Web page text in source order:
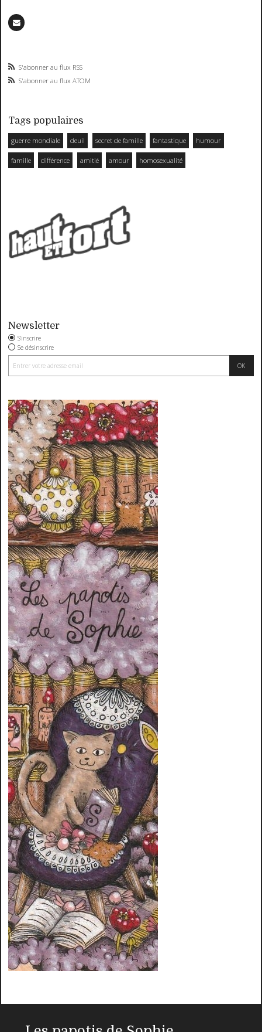
S'abonner au flux RSS
S'abonner au flux ATOM
Tags populaires
guerre mondiale deuil secret de famille fantastique humour
famille différence amitié amour homosexualité
Newsletter
S'inscrire
Se désinscrire